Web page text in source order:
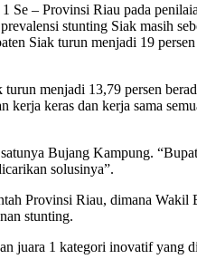
– Provinsi Riau pada
stunting Siak masih
Siak turun menjadi 19
menjadi 13,79 persen
keras dan kerja sama
Bujang Kampung.
solusinya”.
Provinsi Riau, dimana Wakil
stunting.
juara 1 kategori inovatif yang